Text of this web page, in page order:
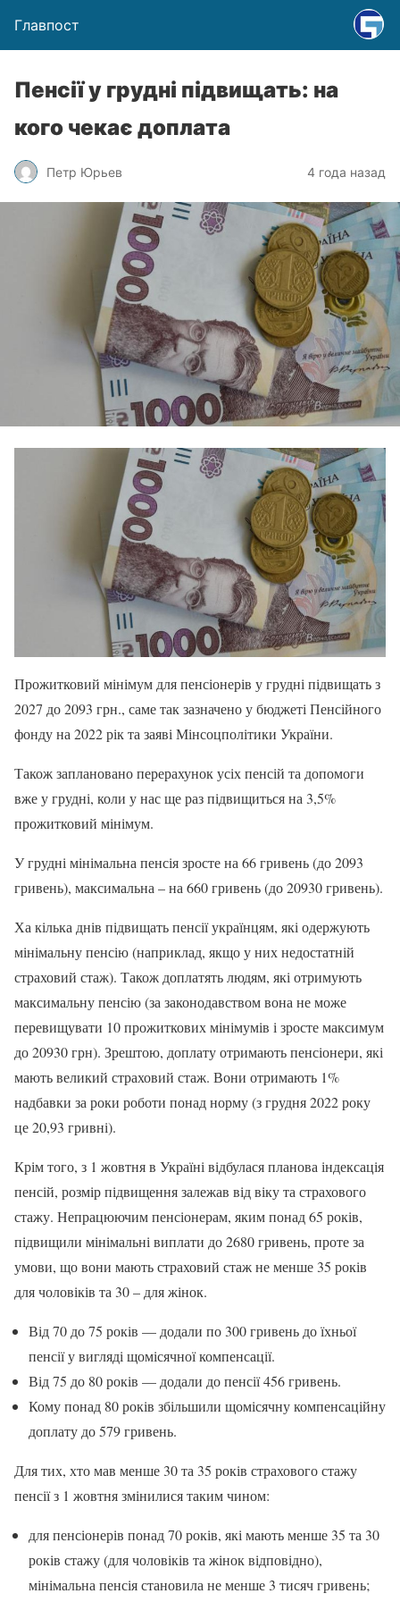
Главпост
Пенсії у грудні підвищать: на
кого чекає доплата
Петр Юрьев 4 года назад
Прожитковий мінімум для пенсіонерів у грудні підвищать з
2027 до 2093 грн., саме так зазначено у бюджеті Пенсійного
фонду на 2022 рік та заяві Мінсоцполітики України.
Також заплановано перерахунок усіх пенсій та допомоги
вже у грудні, коли у нас ще раз підвищиться на 3,5%
прожитковий мінімум.
У грудні мінімальна пенсія зросте на 66 гривень (до 2093
гривень), максимальна – на 660 гривень (до 20930 гривень).
Ха кілька днів підвищать пенсії українцям, які одержують
мінімальну пенсію (наприклад, якщо у них недостатній
страховий стаж). Також доплатять людям, які отримують
максимальну пенсію (за законодавством вона не може
перевищувати 10 прожиткових мінімумів і зросте максимум
до 20930 грн). Зрештою, доплату отримають пенсіонери, які
мають великий страховий стаж. Вони отримають 1%
надбавки за роки роботи понад норму (з грудня 2022 року
це 20,93 гривні).
Крім того, з 1 жовтня в Україні відбулася планова індексація
пенсій, розмір підвищення залежав від віку та страхового
стажу. Непрацюючим пенсіонерам, яким понад 65 років,
підвищили мінімальні виплати до 2680 гривень, проте за
умови, що вони мають страховий стаж не менше 35 років
для чоловіків та 30 – для жінок.
Від 70 до 75 років — додали по 300 гривень до їхньої
пенсії у вигляді щомісячної компенсації.
Від 75 до 80 років — додали до пенсії 456 гривень.
Кому понад 80 років збільшили щомісячну компенсаційну
доплату до 579 гривень.
Для тих, хто мав менше 30 та 35 років страхового стажу
пенсії з 1 жовтня змінилися таким чином:
для пенсіонерів понад 70 років, які мають менше 35 та 30
років стажу (для чоловіків та жінок відповідно),
мінімальна пенсія становила не менше 3 тисяч гривень;